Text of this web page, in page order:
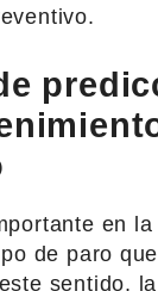
en
de paro
sentido, la